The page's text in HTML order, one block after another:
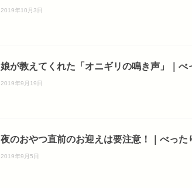
2019年10月3日
娘が教えてくれた「オニギリの鳴き声」｜べ
2019年9月19日
夜のおやつ直前のお迎えは要注意！｜べった
2019年9月5日